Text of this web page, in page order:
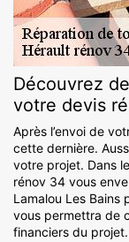
Découvrez
votre devis
Après l’envoi de
cette dernière.
votre projet. Dans
rénov 34 vous
Lamalou Les Bains
vous permettra de
financiers du